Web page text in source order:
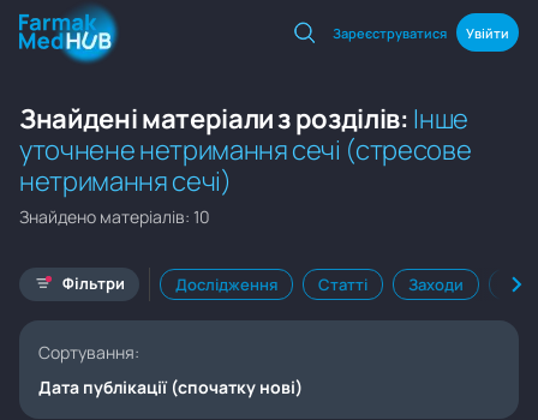
Зареєструватися Увійти
Знайдені матеріали з розділів: Інше
уточнене нетримання сечі (стресове
нетримання сечі)
Знайдено матеріалів: 10
Фільтри Дослідження Статті Заходи
Сортування:
Дата публікації (спочатку нові)